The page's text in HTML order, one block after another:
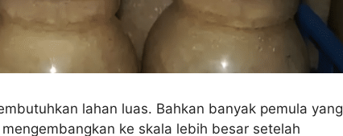
lahan luas. Bahkan banyak pemula yang
ke skala lebih besar setelah